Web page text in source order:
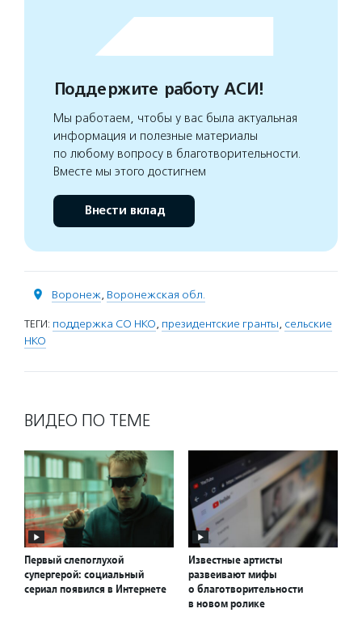
Поддержите работу АСИ!
Мы работаем, чтобы у вас была актуальная
информация и полезные материалы
по любому вопросу в благотворительности.
Вместе мы этого достигнем
Внести вклад
Воронеж, Воронежская обл.
ТЕГИ: поддержка СО НКО, президентские гранты, сельские
НКО
ВИДЕО ПО ТЕМЕ
Первый слепоглухой
супергерой: социальный
сериал появился в Интернете
Известные артисты
развеивают мифы
о благотворительности
в новом ролике